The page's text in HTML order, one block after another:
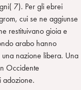
7). Per gli ebrei
cui se ne aggiunse
restituivano gioia e
arabo hanno
una nazione libera. Una
Occidente
adozione.